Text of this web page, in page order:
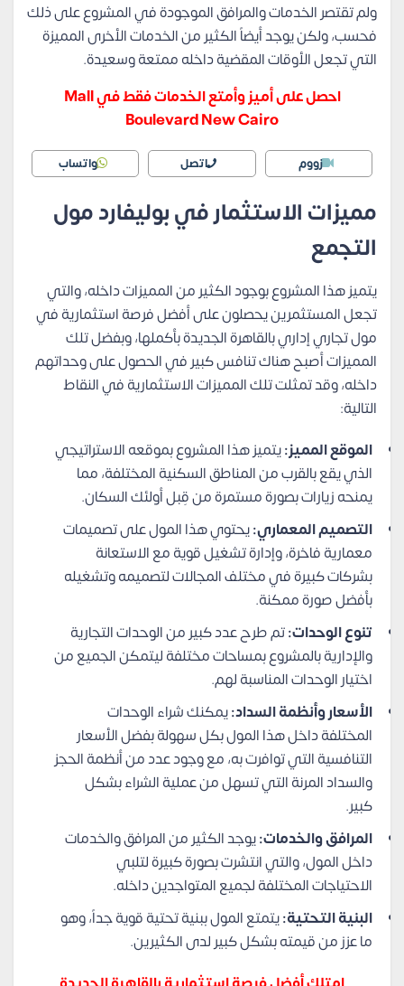
ولم تقتصر الخدمات والمرافق الموجودة في المشروع على ذلك
فحسب، ولكن يوجد أيضاً الكثير من الخدمات الأخرى المميزة
التي تجعل الأوقات المقضية داخله ممتعة وسعيدة.
احصل على أميز وأمتع الخدمات فقط في Mall
Boulevard New Cairo
زووم اتصل واتساب
مميزات الاستثمار في بوليفارد مول
التجمع
يتميز هذا المشروع بوجود الكثير من المميزات داخله، والتي
تجعل المستثمرين يحصلون على أفضل فرصة استثمارية في
مول تجاري إداري بالقاهرة الجديدة بأكملها، وبفضل تلك
المميزات أصبح هناك تنافس كبير في الحصول على وحداتهم
داخله، وقد تمثلت تلك المميزات الاستثمارية في النقاط
التالية:
الموقع المميز:يتميز هذا المشروع بموقعه الاستراتيجي
الذي يقع بالقرب من المناطق السكنية المختلفة، مما
يمنحه زيارات بصورة مستمرة من قِبل أولئك السكان.
التصميم المعماري:يحتوي هذا المول على تصميمات
معمارية فاخرة، وإدارة تشغيل قوية مع الاستعانة
بشركات كبيرة في مختلف المجالات لتصميمه وتشغيله
بأفضل صورة ممكنة.
تنوع الوحدات:تم طرح عدد كبير من الوحدات التجارية
والإدارية بالمشروع بمساحات مختلفة ليتمكن الجميع من
اختيار الوحدات المناسبة لهم.
الأسعار وأنظمة السداد:يمكنك شراء الوحدات
المختلفة داخل هذا المول بكل سهولة بفضل الأسعار
التنافسية التي توافرت به، مع وجود عدد من أنظمة الحجز
والسداد المرنة التي تسهل من عملية الشراء بشكل
كبير.
المرافق والخدمات:يوجد الكثير من المرافق والخدمات
داخل المول، والتي انتشرت بصورة كبيرة لتلبي
الاحتياجات المختلفة لجميع المتواجدين داخله.
البنية التحتية:يتمتع المول ببنية تحتية قوية جداً، وهو
ما عزز من قيمته بشكل كبير لدى الكثيرين.